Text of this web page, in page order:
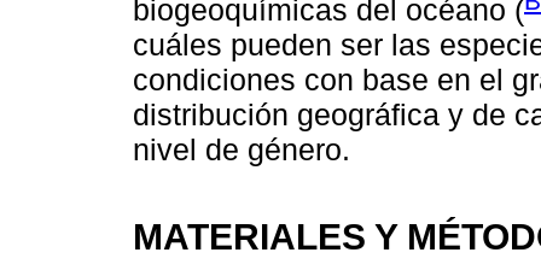
biogeoquímicas del océano (
cuáles pueden ser las
condiciones con base en el
distribución geográfica y de
nivel de género.
MATERIALES Y